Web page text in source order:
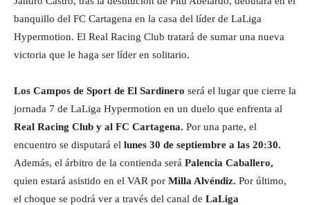
banquillo del FC Cartagena en la casa del líder de LaLiga
Hypermotion. El Real Racing Club tratará de sumar una nueva
victoria que le haga ser líder en solitario.
Los Campos de Sport de El Sardinero será el lugar que cierre la
jornada 7 de LaLiga Hypermotion en un duelo que enfrenta al
Real Racing Club y al FC Cartagena. Por una parte, el
encuentro se disputará el lunes 30 de septiembre a las 20:30.
Además, el árbitro de la contienda será Palencia Caballero,
quien estará asistido en el VAR por Milla Alvéndiz. Por último,
el choque se podrá ver a través del canal de LaLiga